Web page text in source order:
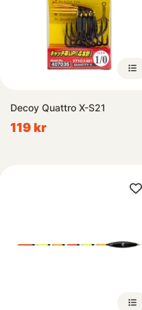
Decoy Quattro X-S21
119 kr